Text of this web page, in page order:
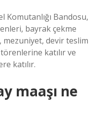
Komutanlığı Bandosu,
bayrak çekme
devir teslim
katılır ve
katılır.
maaşı ne